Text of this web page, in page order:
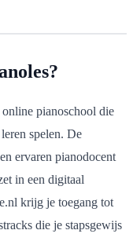
pianoschool die
spelen. De
ervaren pianodocent
in een digitaal
krijg je toegang tot
die je stapsgewijs